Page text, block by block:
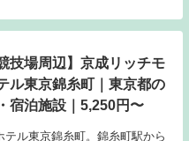
技場周辺】京成リッチモ
ル東京錦糸町｜東京都の
宿泊施設｜5,250円〜
ル東京錦糸町。錦糸町駅から